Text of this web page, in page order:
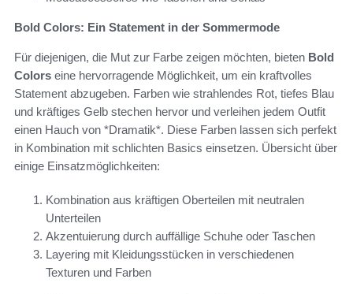
Bold Colors: Ein Statement in der Sommermode
Für diejenigen, die Mut zur Farbe zeigen möchten, bieten Bold
Colors eine hervorragende Möglichkeit, um ein kraftvolles
Statement abzugeben. Farben wie strahlendes Rot, tiefes Blau
und kräftiges Gelb stechen hervor und verleihen jedem Outfit
einen Hauch von *Dramatik*. Diese Farben lassen sich perfekt
in Kombination mit schlichten Basics einsetzen. Übersicht über
einige Einsatzmöglichkeiten:
Kombination aus kräftigen Oberteilen mit neutralen
Unterteilen
Akzentuierung durch auffällige Schuhe oder Taschen
Layering mit Kleidungsstücken in verschiedenen
Texturen und Farben